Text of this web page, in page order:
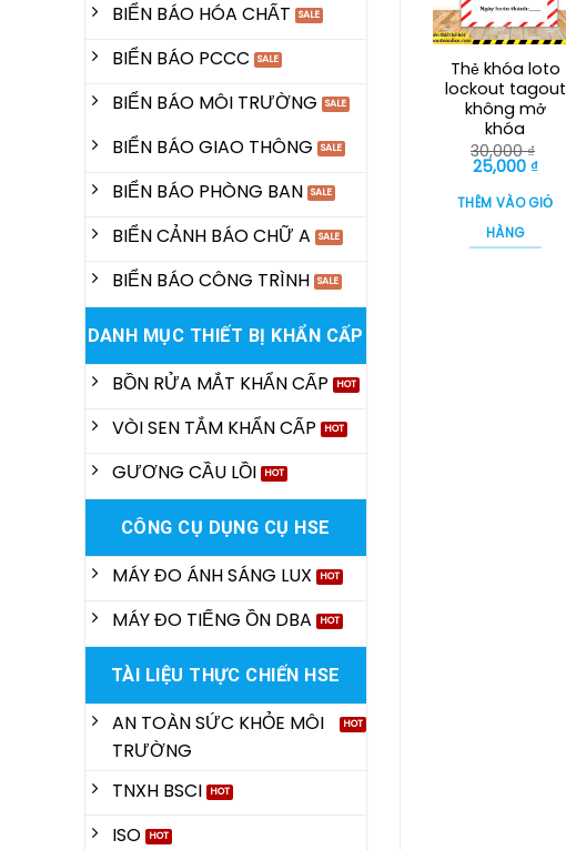
BIỂN BÁO HÓA CHẤT
BIỂN BÁO PCCC
BIỂN BÁO MÔI TRƯỜNG
BIỂN BÁO GIAO THÔNG
BIỂN BÁO PHÒNG BAN
BIỂN CẢNH BÁO CHỮ A
BIỂN BÁO CÔNG TRÌNH
DANH MỤC THIẾT BỊ KHẨN CẤP
BỒN RỬA MẮT KHẨN CẤP
VÒI SEN TẮM KHẨN CẤP
GƯƠNG CẦU LỒI
CÔNG CỤ DỤNG CỤ HSE
MÁY ĐO ÁNH SÁNG LUX
MÁY ĐO TIẾNG ỒN DBA
TÀI LIỆU THỰC CHIẾN HSE
AN TOÀN SỨC KHỎE MÔI
TRƯỜNG
TNXH BSCI
ISO
Thẻ khóa loto
lockout tagout
không mở
khóa
30,000₫
Giá
gốc
là:
30,000 ₫.
25,000 ₫Giá
tại
là:
THÊM VÀO GIỎ
HÀNG